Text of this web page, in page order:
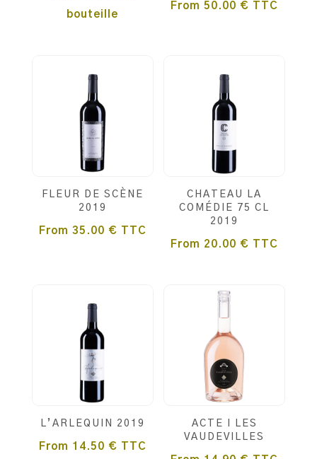
bouteille
From 50.00 € TTC
FLEUR DE SCÈNE
2019
From 35.00 € TTC
CHATEAU LA
COMÉDIE 75 CL
2019
From 20.00 € TTC
L’ARLEQUIN 2019
From 14.50 € TTC
ACTE I LES
VAUDEVILLES